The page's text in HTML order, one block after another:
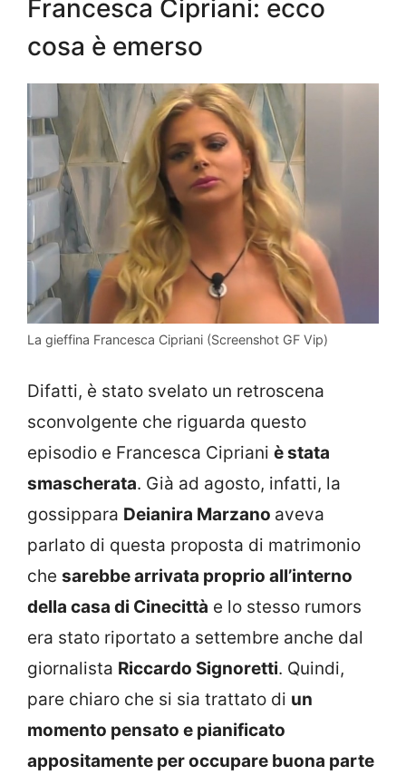
Francesca Cipriani: ecco
cosa è emerso
La gieffina Francesca Cipriani (Screenshot GF Vip)
Difatti, è stato svelato un retroscena
sconvolgente che riguarda questo
episodio e Francesca Cipriani è stata
smascherata. Già ad agosto, infatti, la
gossippara Deianira Marzano aveva
parlato di questa proposta di matrimonio
che sarebbe arrivata proprio all’interno
della casa di Cinecittà e lo stesso rumors
era stato riportato a settembre anche dal
giornalista Riccardo Signoretti. Quindi,
pare chiaro che si sia trattato di un
momento pensato e pianificato
appositamente per occupare buona parte